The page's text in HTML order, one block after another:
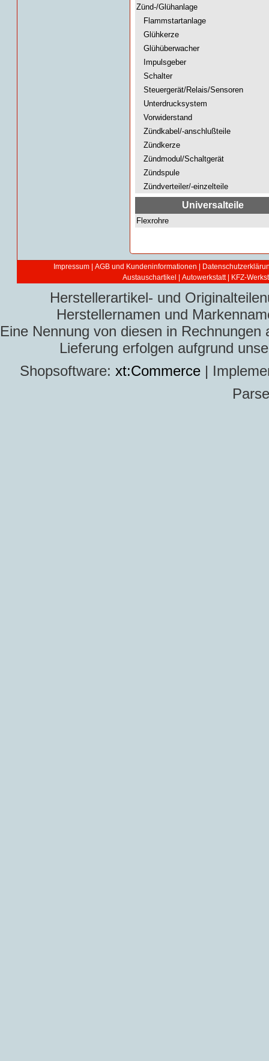
Zünd-/Glühanlage
Flammstartanlage
Glühkerze
Glühüberwacher
Impulsgeber
Schalter
Steuergerät/Relais/Sensoren
Unterdrucksystem
Vorwiderstand
Zündkabel/-anschlußteile
Zündkerze
Zündmodul/Schaltgerät
Zündspule
Zündverteiler/-einzelteile
Universalteile
Flexrohre
Impressum AGB und Kundeninformationen
Austauschartikel
Autowerkstatt | KFZ-
Herstellerartikel- und
Herstellernamen und
Eine Nennung von diesen in
Lieferung erfolgen aufgrund
Shopsoftware: xt:Commerce |